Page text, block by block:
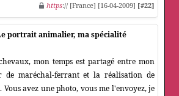
https:// [France] [16-04-2009] [#22]
portrait animalier, ma spécialité
mon temps est partagé entre mon
de maréchal-ferrant et la réalisation de
avez une photo, vous me l'envoyez, je